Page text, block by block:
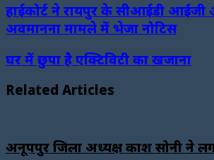
हाईकोर्ट ने रायपुर के सीआईडी
अवमानना मामले में भेजा नोटिस
घर में छुपा है एक्टिविटी का खजाना
Related Articles
अनूपपुर जिला अध्यक्ष प्रकाश सोनी ने